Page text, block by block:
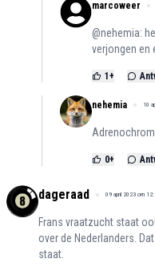
marcoweer
@nehemia:
verjongen en
1 +
nehemia 10
0+
dageraad 09 april 2023 om
Frans vraatzucht staat
over de Nederlanders.
staat.